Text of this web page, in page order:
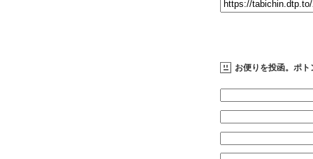
お便りを投函。ポト